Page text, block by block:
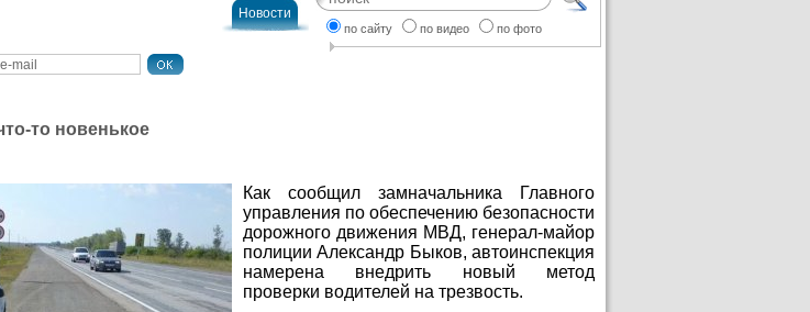
Новости
по сайту по видео по фото
то новенькое
Как сообщил замначальника Главного
управления по обеспечению безопасности
дорожного движения МВД, генерал-майор
полиции Александр Быков, автоинспекция
намерена внедрить новый метод
проверки водителей на трезвость.